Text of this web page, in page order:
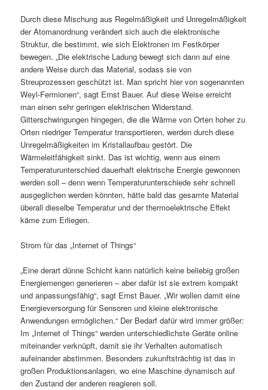
Durch diese Mischung aus Regelmäßigkeit und Unregelmäßigkeit
der Atomanordnung verändert sich auch die elektronische
Struktur, die bestimmt, wie sich Elektronen im Festkörper
bewegen. „Die elektrische Ladung bewegt sich dann auf eine
andere Weise durch das Material, sodass sie von
Streuprozessen geschützt ist. Man spricht hier von sogenannten
Weyl-Fermionen“, sagt Ernst Bauer. Auf diese Weise erreicht
man einen sehr geringen elektrischen Widerstand.
Gitterschwingungen hingegen, die die Wärme von Orten hoher zu
Orten niedriger Temperatur transportieren, werden durch diese
Unregelmäßigkeiten im Kristallaufbau gestört. Die
Wärmeleitfähigkeit sinkt. Das ist wichtig, wenn aus einem
Temperaturunterschied dauerhaft elektrische Energie gewonnen
werden soll – denn wenn Temperaturunterschiede sehr schnell
ausgeglichen werden könnten, hätte bald das gesamte Material
überall dieselbe Temperatur und der thermoelektrische Effekt
käme zum Erliegen.
Strom für das „Internet of Things“
„Eine derart dünne Schicht kann natürlich keine beliebig großen
Energiemengen generieren – aber dafür ist sie extrem kompakt
und anpassungsfähig“, sagt Ernst Bauer. „Wir wollen damit eine
Energieversorgung für Sensoren und kleine elektronische
Anwendungen ermöglichen.“ Der Bedarf dafür wird immer größer:
Im „Internet of Things“ werden unterschiedlichste Geräte online
miteinander verknüpft, damit sie ihr Verhalten automatisch
aufeinander abstimmen. Besonders zukunftsträchtig ist das in
großen Produktionsanlagen, wo eine Maschine dynamisch auf
den Zustand der anderen reagieren soll.